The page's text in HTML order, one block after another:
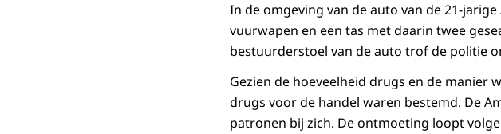
In de omgeving van de auto van de 21-
vuurwapen en een tas met daarin twee
bestuurderstoel van de auto trof de politie
Gezien de hoeveelheid drugs en de manier
drugs voor de handel waren bestemd. De
patronen bij zich. De ontmoeting loopt